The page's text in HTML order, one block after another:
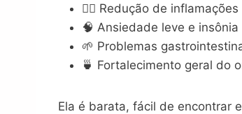
💆‍♂️ Redução de inflamações
🧠 Ansiedade leve e insônia
🌱 Problemas
🍵 Fortalecimento geral do
Ela é barata, fácil de encontrar